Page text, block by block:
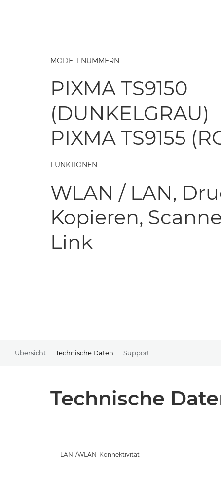
MODELLNUMMERN
PIXMA TS9150
(DUNKELGRAU)
PIXMA TS9155
FUNKTIONEN
WLAN / LAN,
Kopieren,
Link
Übersicht Technische Daten Support
Technische
LAN-/WLAN-Konnektivität